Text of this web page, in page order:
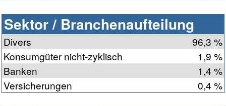
Sektor / Branchenaufteilung
Divers
96,3 %
Konsumgüter nicht-zyklisch
1,9 %
Banken
1,4 %
Versicherungen
0,4 %